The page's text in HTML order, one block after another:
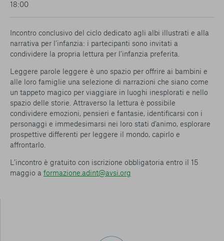
conto del fatto che il blocco di alcuni cookie può
selezione relativa ai cookie effettuata verrà salvata. Se non è
stata selezionata alcuna opzione, premere questo pulsante
equivarrà a rifiutare tutti i cookie. Per ulteriori informazioni, è
possibile consultare la nostra
Ulteriori informazioni
Cookie strettamente necessari
Cookie di analisi
Cookies di marketing
18:00
Incontro conclusivo del ciclo dedicato agli albi illustrati e alla
narrativa per l’infanzia: i partecipanti sono invitati a
condividere la propria lettura per l’infanzia preferita.
Leggere parole leggere è uno spazio per offrire ai bambini e
alle loro famiglie una selezione di narrazioni che siano come
un tappeto magico per viaggiare in luoghi inesplorati e nello
spazio delle storie. Attraverso la lettura è possibile
condividere emozioni, pensieri e fantasie, identificarsi con i
personaggi e immedesimarsi nei loro stati d’animo, esplorare
prospettive differenti per leggere il mondo, capirlo e
affrontarlo.
L’incontro è gratuito con iscrizione obbligatoria entro il 15
maggio a formazione.adint@avsi.org